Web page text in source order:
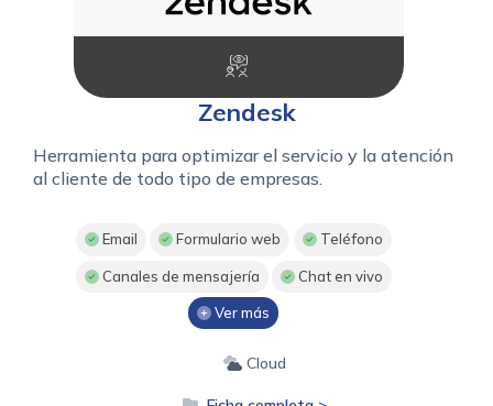
Zendesk
Herramienta para optimizar el servicio y la atención
al cliente de todo tipo de empresas.
Email Formulario web Teléfono
Canales de mensajería Chat en vivo
Ver más
Cloud